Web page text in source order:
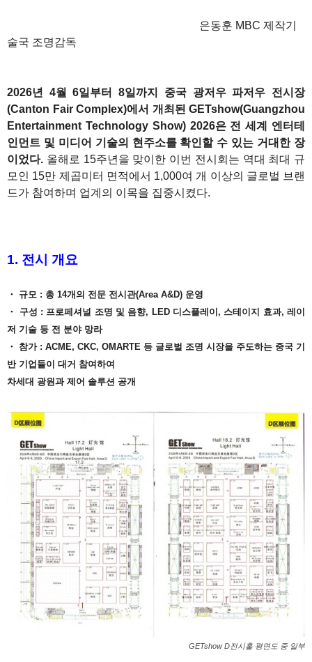
은동훈 MBC 제작기
술국 조명감독
2026년 4월 6일부터 8일까지 중국 광저우 파저우 전시장
(Canton Fair Complex)에서 개최된 GETshow(Guangzhou
Entertainment Technology Show) 2026은 전 세계 엔터테
인먼트 및 미디어 기술의 현주소를 확인할 수 있는 거대한 장
이었다. 올해로 15주년을 맞이한 이번 전시회는 역대 최대 규
모인 15만 제곱미터 면적에서 1,000여 개 이상의 글로벌 브랜
드가 참여하며 업계의 이목을 집중시켰다.
1. 전시 개요
・ 규모 : 총 14개의 전문 전시관(Area A&D) 운영
・ 구성 : 프로페셔널 조명 및 음향, LED 디스플레이, 스테이지 효과, 레이
저 기술 등 전 분야 망라
・ 참가 : ACME, CKC, OMARTE 등 글로벌 조명 시장을 주도하는 중국 기
반 기업들이 대거 참여하여
차세대 광원과 제어 솔루션 공개
GETshow D전시홀 평면도 중 일부